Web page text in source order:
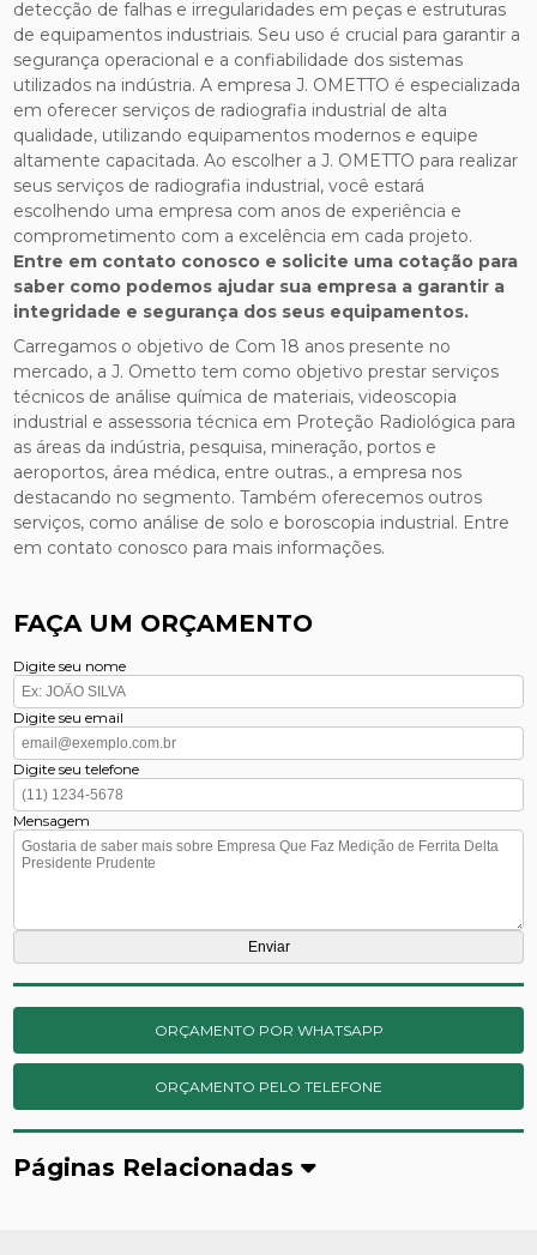
detecção de falhas e irregularidades em peças e estruturas
de equipamentos industriais. Seu uso é crucial para garantir a
segurança operacional e a confiabilidade dos sistemas
utilizados na indústria. A empresa J. OMETTO é especializada
em oferecer serviços de radiografia industrial de alta
qualidade, utilizando equipamentos modernos e equipe
altamente capacitada. Ao escolher a J. OMETTO para realizar
seus serviços de radiografia industrial, você estará
escolhendo uma empresa com anos de experiência e
comprometimento com a excelência em cada projeto.
Entre em contato conosco e solicite uma cotação para
saber como podemos ajudar sua empresa a garantir a
integridade e segurança dos seus equipamentos.
Carregamos o objetivo de Com 18 anos presente no
mercado, a J. Ometto tem como objetivo prestar serviços
técnicos de análise química de materiais, videoscopia
industrial e assessoria técnica em Proteção Radiológica para
as áreas da indústria, pesquisa, mineração, portos e
aeroportos, área médica, entre outras., a empresa nos
destacando no segmento. Também oferecemos outros
serviços, como análise de solo e boroscopia industrial. Entre
em contato conosco para mais informações.
FAÇA UM ORÇAMENTO
Digite seu nome
Digite seu email
Digite seu telefone
Mensagem
ORÇAMENTO POR WHATSAPP
ORÇAMENTO PELO TELEFONE
Páginas Relacionadas